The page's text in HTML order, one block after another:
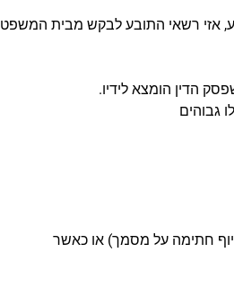
אזי רשאי התובע לבקש מבית המשפט
גבוהים
חתימה על מסמך) או כאשר